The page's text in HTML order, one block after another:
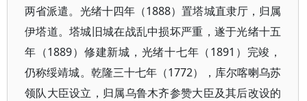
两省派遣。光绪十四年（1888）置塔城直隶厅，归属
伊塔道。塔城旧城在战乱中损坏严重，遂于光绪十五
年（1889）修建新城，光绪十七年（1891）完竣，
仍称绥靖城。乾隆三十七年（1772），库尔喀喇乌苏
领队大臣设立，归属乌鲁木齐参赞大臣及其后改设的